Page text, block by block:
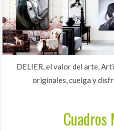
DELIER, el valor del arte,
originales, cuelga y
Cuadros